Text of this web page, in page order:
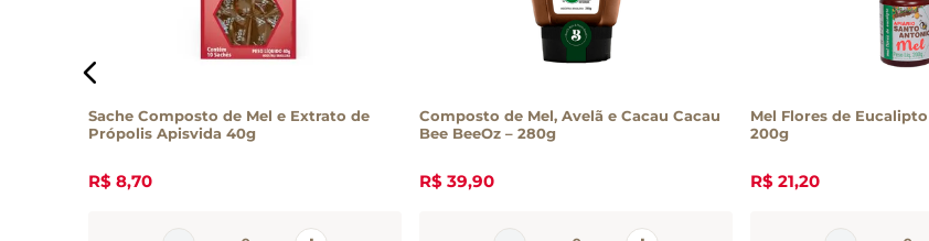
Sache Composto de Mel e Extrato de
Própolis Apisvida 40g
R$ 8,70
Composto de Mel, Avelã e Cacau Cacau
Bee BeeOz – 280g
R$ 39,90
Mel Flores de
200g
R$ 21,20